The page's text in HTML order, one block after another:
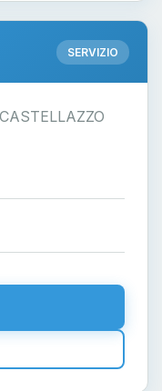
SERVIZIO